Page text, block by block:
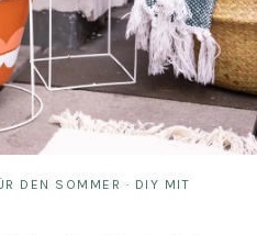
DEN SOMMER · DIY MIT